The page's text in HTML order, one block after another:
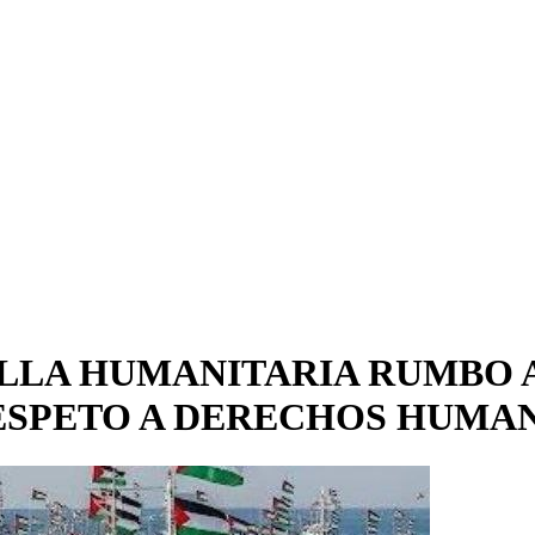
HUMANITARIA RUMBO
A DERECHOS